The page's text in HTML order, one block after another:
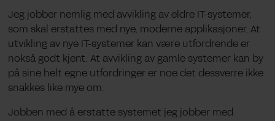
Jeg jobber nemlig med avvikling av eldre IT-systemer,
som skal erstattes med nye, moderne applikasjoner. At
utvikling av nye IT-systemer kan være utfordrende er
nokså godt kjent. At avvikling av gamle systemer kan by
på sine helt egne utfordringer er noe det dessverre ikke
snakkes like mye om.
Jobben med å erstatte systemet jeg jobber med